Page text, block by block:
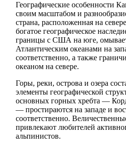
Географические особенности
своим масштабом и
страна, расположенная на
богатое географическое
границы с США на юге,
Атлантическим океанами на
соответственно, а также
океаном на севере.
Горы, реки, острова и озера
элементы географической
основных горных хребта —
— простираются на западе и
соответственно.
привлекают любителей
альпинистов.